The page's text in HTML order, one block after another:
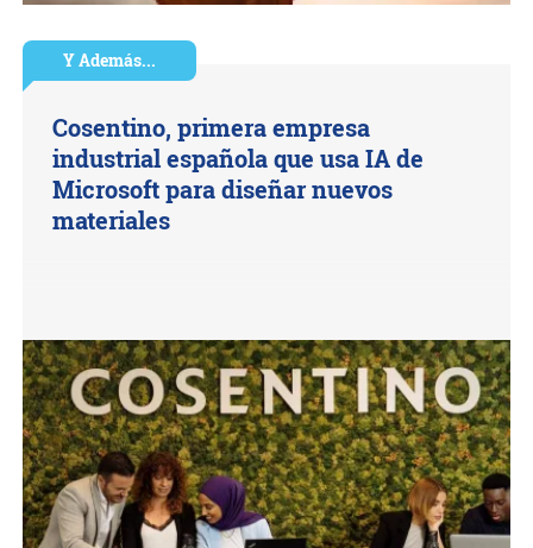
Y Además...
Cosentino, primera empresa
industrial española que usa IA de
Microsoft para diseñar nuevos
materiales